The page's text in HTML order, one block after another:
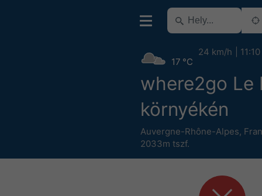
where2go Le
környékén
Auvergne-Rhône-Alpes,
2033m tszf.
17 °C
24 km/h 11:10